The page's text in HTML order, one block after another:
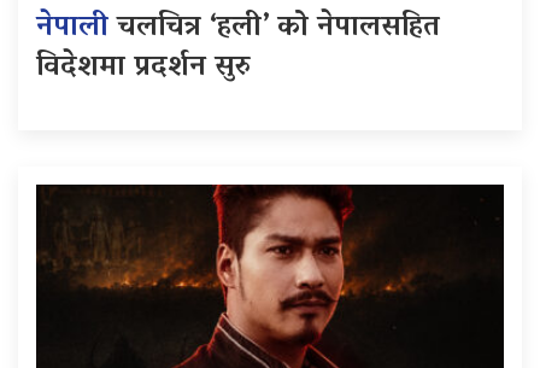
नेपालीचलचित्र ‘हली’ को नेपालसहित
विदेशमा प्रदर्शन सुरु